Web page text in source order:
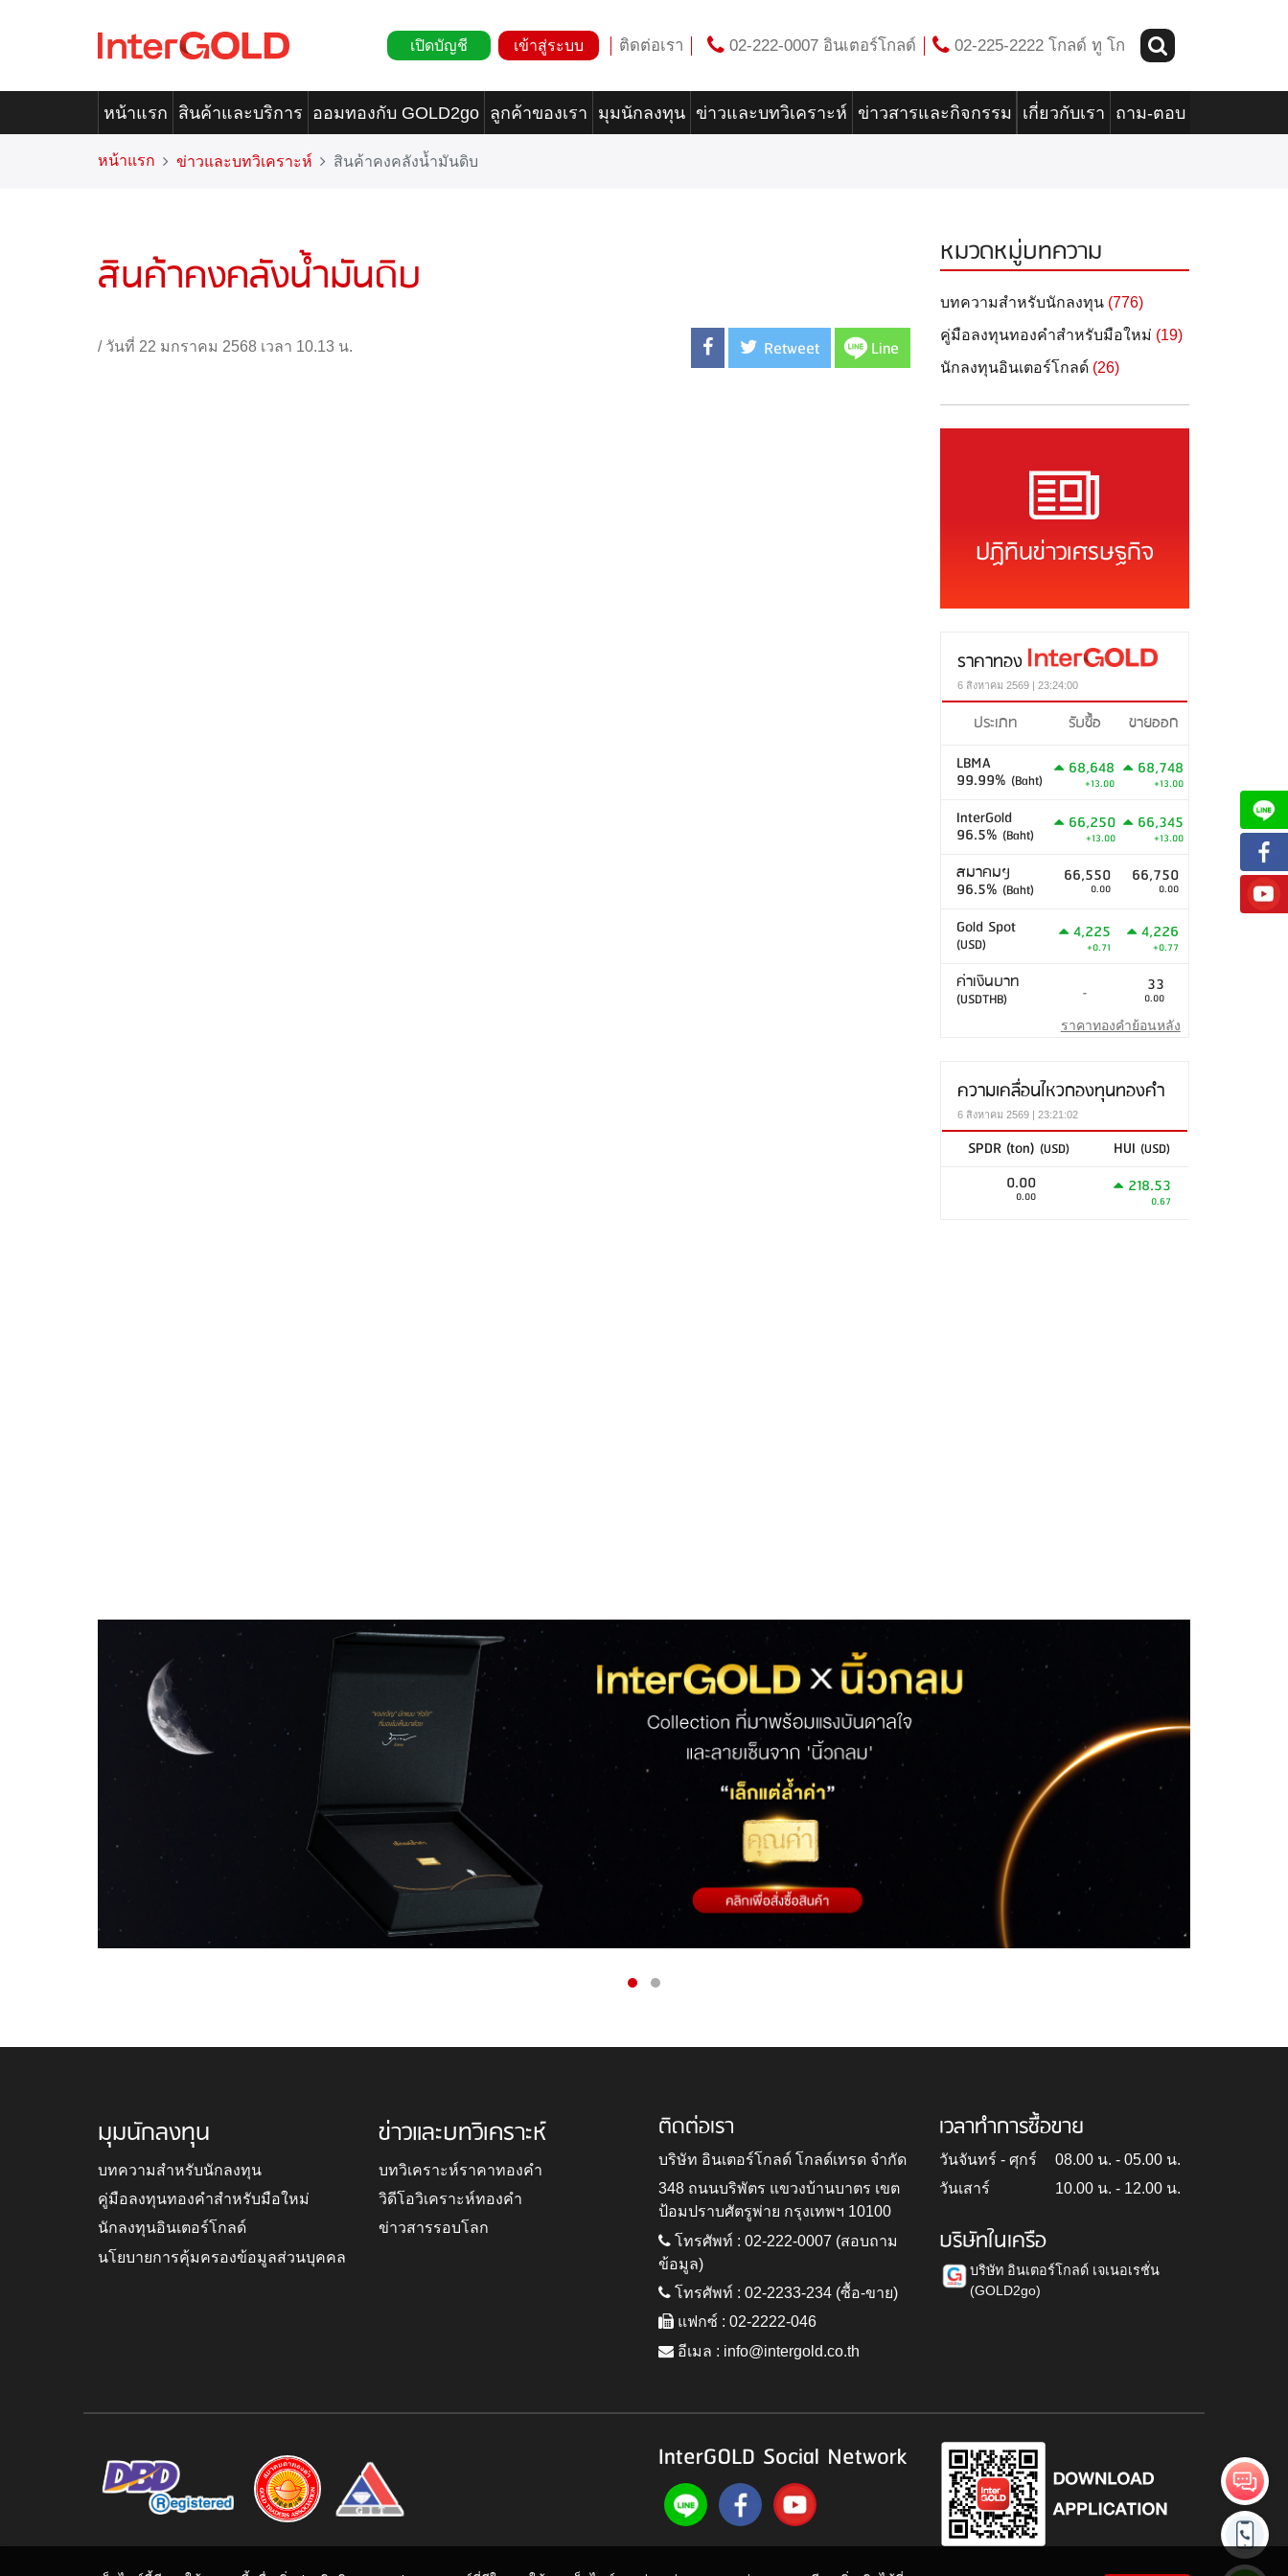
เปิดบัญชี เข้าสู่ระบบ ติดต่อเรา 02-222-0007 อินเตอร์โกลด์ 02-225-2222 โกลด์ ทู โก
หน้าแรก สินค้าและบริการ ออมทองกับ GOLD2go ลูกค้าของเรา มุมนักลงทุน ข่าวและบทวิเคราะห์ ข่าวสารและกิจกรรม เกี่ยวกับเรา ถาม-ตอบ
หน้าแรก ข่าวและบทวิเคราะห์ สินค้าคงคลังน้ำมันดิบ
สินค้าคงคลังน้ำมันดิบ
/ วันที่ 22 มกราคม 2568 เวลา 10.13 น. Retweet Line
หมวดหมู่บทความ
บทความสำหรับนักลงทุน (776)
คู่มือลงทุนทองคำสำหรับมือใหม่ (19)
นักลงทุนอินเตอร์โกลด์ (26)
ปฏิทินข่าวเศรษฐกิจ
ราคาทอง
6 สิงหาคม 2569 | 23:24:00
ประเภท รับซื้อ
ขายออก
LBMA
99.99% (Baht)
68,648
+13.00
68,748
+13.00
InterGold
96.5% (Baht)
66,250
+13.00
66,345
+13.00
สมาคมฯ
96.5% (Baht)
66,550
0.00
66,750
0.00
Gold Spot
(USD)
4,225
+0.71
4,226
+0.77
ค่าเงินบาท
(USDTHB) - 33
0.00
ราคาทองคำย้อนหลัง
ความเคลื่อนไหวกองทุนทองคำ
6 สิงหาคม 2569 | 23:21:02
SPDR (ton) (USD) HUI (USD)
0.00
0.00 218.53
0.67
มุมนักลงทุน
บทความสำหรับนักลงทุน
คู่มือลงทุนทองคำสำหรับมือใหม่
นักลงทุนอินเตอร์โกลด์
นโยบายการคุ้มครองข้อมูลส่วนบุคคล
ข่าวและบทวิเคราะห์
บทวิเคราะห์ราคาทองคำ
วิดีโอวิเคราะห์ทองคำ
ข่าวสารรอบโลก
ติดต่อเรา
บริษัท อินเตอร์โกลด์ โกลด์เทรด จำกัด
348 ถนนบริพัตร แขวงบ้านบาตร เขต
ป้อมปราบศัตรูพ่าย กรุงเทพฯ 10100
โทรศัพท์ : 02-222-0007 (สอบถาม
ข้อมูล)
โทรศัพท์ : 02-2233-234 (ซื้อ-ขาย)
แฟกซ์ : 02-2222-046
อีเมล : info@intergold.co.th
เวลาทำการซื้อขาย
วันจันทร์ - ศุกร์
08.00 น. - 05.00 น.
วันเสาร์
10.00 น. - 12.00 น.
บริษัทในเครือ
บริษัท อินเตอร์โกลด์ เจเนอเรชั่น
(GOLD2go)
InterGOLD Social Network